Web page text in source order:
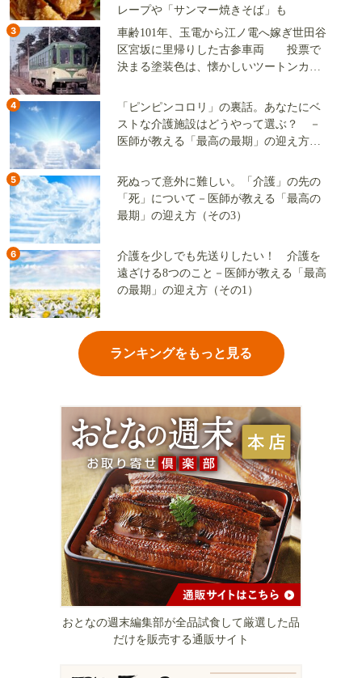
レープや「サンマー焼きそば」も
3
車齢101年、玉電から江ノ電へ嫁ぎ世田谷
区宮坂に里帰りした古参車両 投票で
決まる塗装色は、懐かしいツートンカラ
4
「ピンピンコロリ」の裏話。あなたにベ
ストな介護施設はどうやって選ぶ？ －
医師が教える「最高の最期」の迎え方
5
死ぬって意外に難しい。「介護」の先の
「死」について－医師が教える「最高の
最期」の迎え方（その3）
6
介護を少しでも先送りしたい！ 介護を
遠ざける8つのこと－医師が教える「最高
の最期」の迎え方（その1）
ランキングをもっと見る
おとなの週末編集部が全品試食して厳選した品
だけを販売する通販サイト